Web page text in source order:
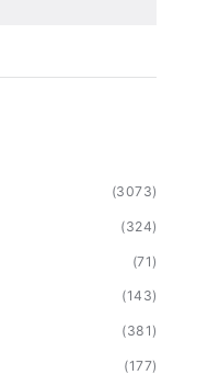
(3073)
(324)
(71)
(143)
(381)
(177)